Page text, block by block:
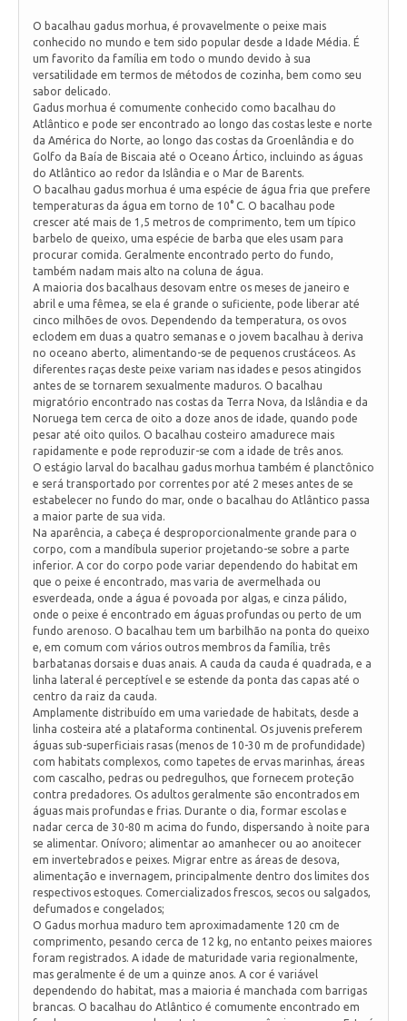
O bacalhau gadus morhua, é provavelmente o peixe mais
conhecido no mundo e tem sido popular desde a Idade Média. É
um favorito da família em todo o mundo devido à sua
versatilidade em termos de métodos de cozinha, bem como seu
sabor delicado.
Gadus morhua é comumente conhecido como bacalhau do
Atlântico e pode ser encontrado ao longo das costas leste e norte
da América do Norte, ao longo das costas da Groenlândia e do
Golfo da Baía de Biscaia até o Oceano Ártico, incluindo as águas
do Atlântico ao redor da Islândia e o Mar de Barents.
O bacalhau gadus morhua é uma espécie de água fria que prefere
temperaturas da água em torno de 10° C. O bacalhau pode
crescer até mais de 1,5 metros de comprimento, tem um típico
barbelo de queixo, uma espécie de barba que eles usam para
procurar comida. Geralmente encontrado perto do fundo,
também nadam mais alto na coluna de água.
A maioria dos bacalhaus desovam entre os meses de janeiro e
abril e uma fêmea, se ela é grande o suficiente, pode liberar até
cinco milhões de ovos. Dependendo da temperatura, os ovos
eclodem em duas a quatro semanas e o jovem bacalhau à deriva
no oceano aberto, alimentando-se de pequenos crustáceos. As
diferentes raças deste peixe variam nas idades e pesos atingidos
antes de se tornarem sexualmente maduros. O bacalhau
migratório encontrado nas costas da Terra Nova, da Islândia e da
Noruega tem cerca de oito a doze anos de idade, quando pode
pesar até oito quilos. O bacalhau costeiro amadurece mais
rapidamente e pode reproduzir-se com a idade de três anos.
O estágio larval do bacalhau gadus morhua também é planctônico
e será transportado por correntes por até 2 meses antes de se
estabelecer no fundo do mar, onde o bacalhau do Atlântico passa
a maior parte de sua vida.
Na aparência, a cabeça é desproporcionalmente grande para o
corpo, com a mandíbula superior projetando-se sobre a parte
inferior. A cor do corpo pode variar dependendo do habitat em
que o peixe é encontrado, mas varia de avermelhada ou
esverdeada, onde a água é povoada por algas, e cinza pálido,
onde o peixe é encontrado em águas profundas ou perto de um
fundo arenoso. O bacalhau tem um barbilhão na ponta do queixo
e, em comum com vários outros membros da família, três
barbatanas dorsais e duas anais. A cauda da cauda é quadrada, e a
linha lateral é perceptível e se estende da ponta das capas até o
centro da raiz da cauda.
Amplamente distribuído em uma variedade de habitats, desde a
linha costeira até a plataforma continental. Os juvenis preferem
águas sub-superficiais rasas (menos de 10-30 m de profundidade)
com habitats complexos, como tapetes de ervas marinhas, áreas
com cascalho, pedras ou pedregulhos, que fornecem proteção
contra predadores. Os adultos geralmente são encontrados em
águas mais profundas e frias. Durante o dia, formar escolas e
nadar cerca de 30-80 m acima do fundo, dispersando à noite para
se alimentar. Onívoro; alimentar ao amanhecer ou ao anoitecer
em invertebrados e peixes. Migrar entre as áreas de desova,
alimentação e invernagem, principalmente dentro dos limites dos
respectivos estoques. Comercializados frescos, secos ou salgados,
defumados e congelados;
O Gadus morhua maduro tem aproximadamente 120 cm de
comprimento, pesando cerca de 12 kg, no entanto peixes maiores
foram registrados. A idade de maturidade varia regionalmente,
mas geralmente é de um a quinze anos. A cor é variável
dependendo do habitat, mas a maioria é manchada com barrigas
brancas. O bacalhau do Atlântico é comumente encontrado em